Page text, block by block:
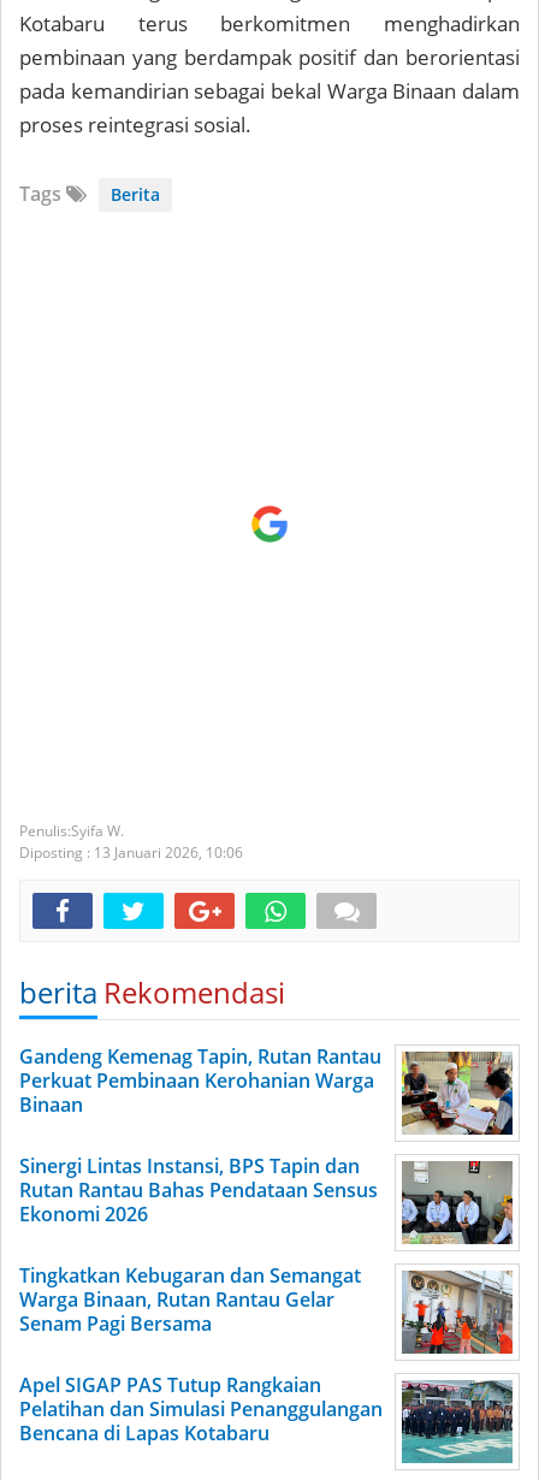
Kotabaru terus berkomitmen menghadirkan
pembinaan yang berdampak positif dan berorientasi
pada kemandirian sebagai bekal Warga Binaan dalam
proses reintegrasi sosial.
Tags Berita
Syifa W.
Diposting : 13 Januari 2026, 10:06
berita Rekomendasi
Gandeng Kemenag Tapin, Rutan Rantau
Perkuat Pembinaan Kerohanian Warga
Binaan
Sinergi Lintas Instansi, BPS Tapin dan
Rutan Rantau Bahas Pendataan Sensus
Ekonomi 2026
Tingkatkan Kebugaran dan Semangat
Warga Binaan, Rutan Rantau Gelar
Senam Pagi Bersama
Apel SIGAP PAS Tutup Rangkaian
Pelatihan dan Simulasi Penanggulangan
Bencana di Lapas Kotabaru